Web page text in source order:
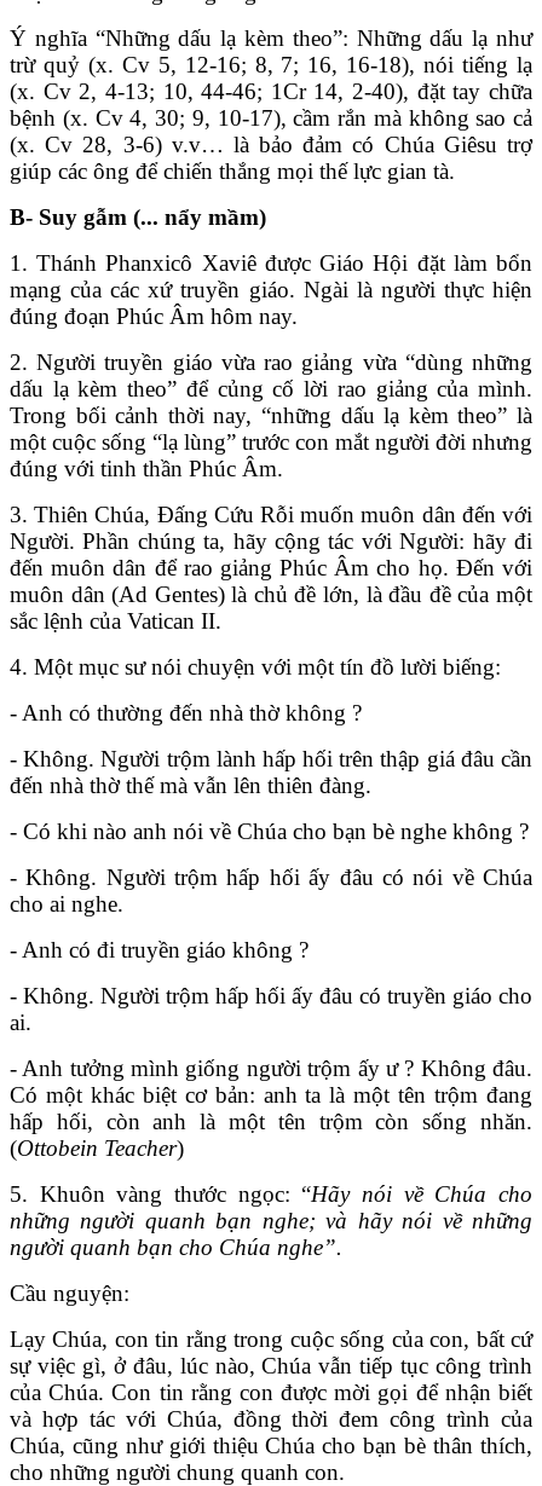
Ý nghĩa “Những dấu lạ kèm theo”: Những dấu lạ như
trừ quỷ (x. Cv 5, 12-16; 8, 7; 16, 16-18), nói tiếng lạ
(x. Cv 2, 4-13; 10, 44-46; 1Cr 14, 2-40), đặt tay chữa
bệnh (x. Cv 4, 30; 9, 10-17), cầm rắn mà không sao cả
(x. Cv 28, 3-6) v.v… là bảo đảm có Chúa Giêsu trợ
giúp các ông để chiến thắng mọi thế lực gian tà.
B- Suy gẫm (... nẩy mầm)
1. Thánh Phanxicô Xaviê được Giáo Hội đặt làm bổn
mạng của các xứ truyền giáo. Ngài là người thực hiện
đúng đoạn Phúc Âm hôm nay.
2. Người truyền giáo vừa rao giảng vừa “dùng những
dấu lạ kèm theo” để củng cố lời rao giảng của mình.
Trong bối cảnh thời nay, “những dấu lạ kèm theo” là
một cuộc sống “lạ lùng” trước con mắt người đời nhưng
đúng với tinh thần Phúc Âm.
3. Thiên Chúa, Đấng Cứu Rỗi muốn muôn dân đến với
Người. Phần chúng ta, hãy cộng tác với Người: hãy đi
đến muôn dân để rao giảng Phúc Âm cho họ. Đến với
muôn dân (Ad Gentes) là chủ đề lớn, là đầu đề của một
sắc lệnh của Vatican II.
4. Một mục sư nói chuyện với một tín đồ lười biếng:
- Anh có thường đến nhà thờ không ?
- Không. Người trộm lành hấp hối trên thập giá đâu cần
đến nhà thờ thế mà vẫn lên thiên đàng.
- Có khi nào anh nói về Chúa cho bạn bè nghe không ?
- Không. Người trộm hấp hối ấy đâu có nói về Chúa
cho ai nghe.
- Anh có đi truyền giáo không ?
- Không. Người trộm hấp hối ấy đâu có truyền giáo cho
ai.
- Anh tưởng mình giống người trộm ấy ư ? Không đâu.
Có một khác biệt cơ bản: anh ta là một tên trộm đang
hấp hối, còn anh là một tên trộm còn sống nhăn.
(Ottobein Teacher)
5. Khuôn vàng thước ngọc: “Hãy nói về Chúa cho
những người quanh bạn nghe; và hãy nói về những
người quanh bạn cho Chúa nghe”.
Cầu nguyện:
Lạy Chúa, con tin rằng trong cuộc sống của con, bất cứ
sự việc gì, ở đâu, lúc nào, Chúa vẫn tiếp tục công trình
của Chúa. Con tin rằng con được mời gọi để nhận biết
và hợp tác với Chúa, đồng thời đem công trình của
Chúa, cũng như giới thiệu Chúa cho bạn bè thân thích,
cho những người chung quanh con.